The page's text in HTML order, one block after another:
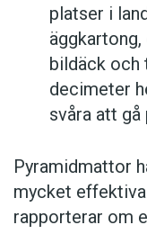
platser i
äggkartong,
bildäck och
decimeter
svåra att gå
Pyramidmattor
mycket
rapporterar om